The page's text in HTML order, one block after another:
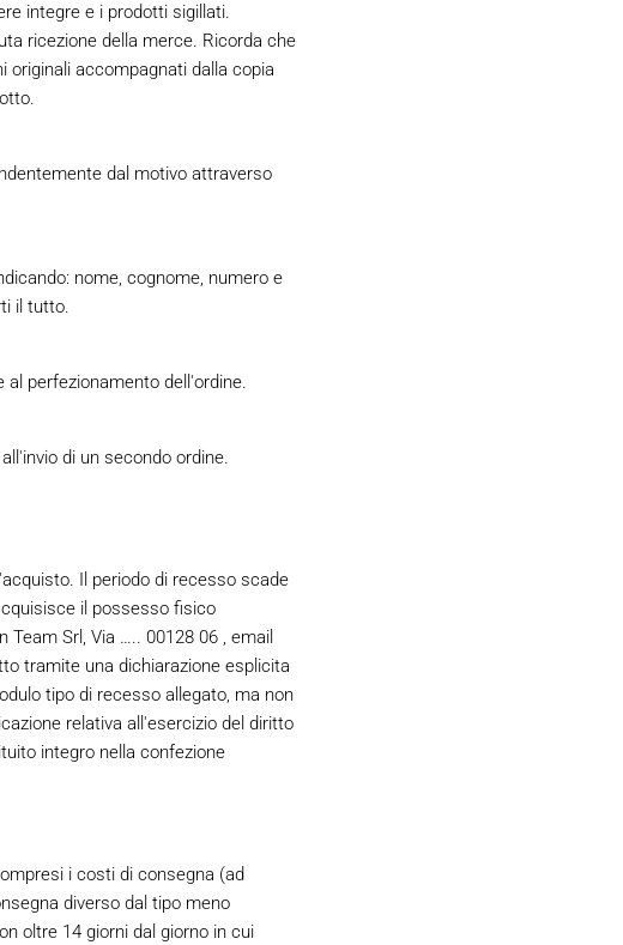
integre e i prodotti sigillati.
ricezione della merce. Ricorda che
accompagnati dalla copia
dal motivo attraverso
nome, cognome, numero e
il tutto.
perfezionamento dell'ordine.
di un secondo ordine.
Il periodo di recesso scade
il possesso fisico
Srl, Via ….. 00128 06 , email
tramite una dichiarazione esplicita
tipo di recesso allegato, ma non
relativa all'esercizio del diritto
integro nella confezione
i costi di consegna (ad
diverso dal tipo meno
oltre 14 giorni dal giorno in cui